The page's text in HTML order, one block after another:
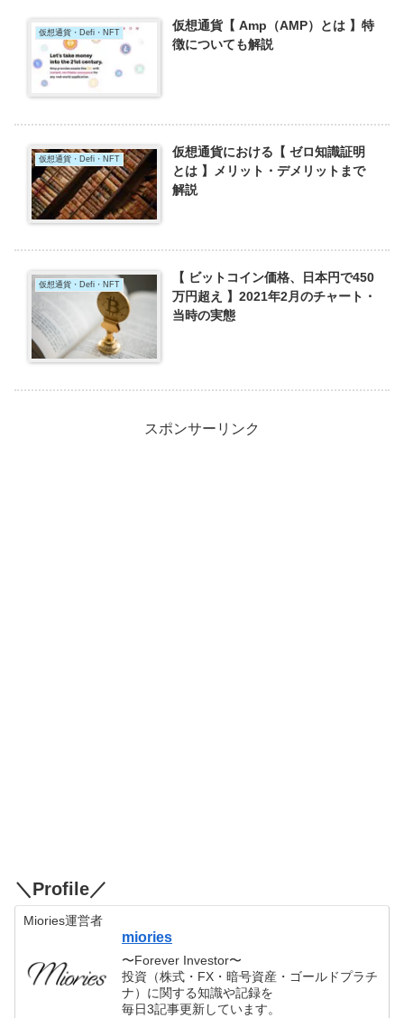
仮想通貨・Defi・NFT
仮想通貨【 Amp（AMP）とは 】特
徴についても解説
仮想通貨・Defi・NFT
仮想通貨における【 ゼロ知識証明
とは 】メリット・デメリットまで
解説
仮想通貨・Defi・NFT
【 ビットコイン価格、日本円で450
万円超え 】2021年2月のチャート・
当時の実態
スポンサーリンク
＼Profile／
Miories運営者
miories
〜Forever Investor〜
投資（株式・FX・暗号資産・ゴールドプラチ
ナ）に関する知識や記録を
毎日3記事更新しています。